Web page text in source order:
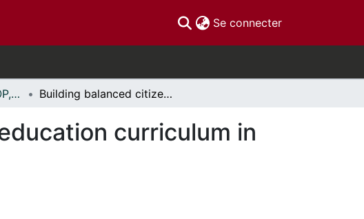
Se connecter(current)
PIRPC, 2017-18 // UROP, 2017-18 Building balanced citizens - analyzing civic education curriculum in Ontario
curriculum in